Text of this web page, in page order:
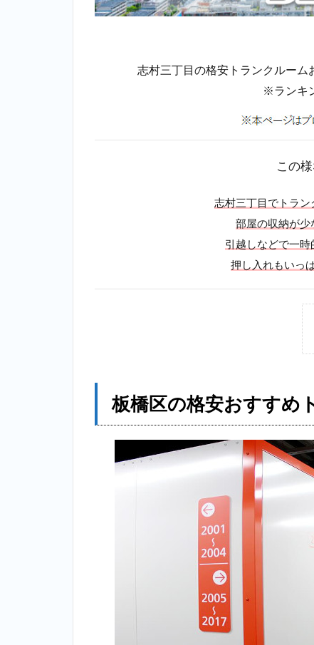
志村三丁目の格安トランクルーム
※ランキ
この
志村三丁目でトラ
部屋の収納が
引越しなどで一
押し入れもいっ
板橋区の格安おすすめ